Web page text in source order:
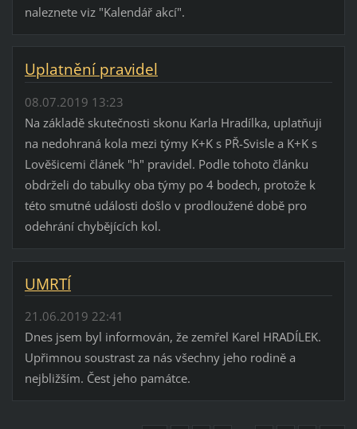
naleznete viz "Kalendář akcí".
Uplatnění pravidel
08.07.2019 13:23
Na základě skutečnosti skonu Karla Hradílka, uplatňuji
na nedohraná kola mezi týmy K+K s PŘ-Svisle a K+K s
Lověšicemi článek "h" pravidel. Podle tohoto článku
obdrželi do tabulky oba týmy po 4 bodech, protože k
této smutné události došlo v prodloužené době pro
odehrání chybějících kol.
UMRTÍ
21.06.2019 22:41
Dnes jsem byl informován, že zemřel Karel HRADÍLEK.
Upřimnou soustrast za nás všechny jeho rodině a
nejbližším. Čest jeho památce.